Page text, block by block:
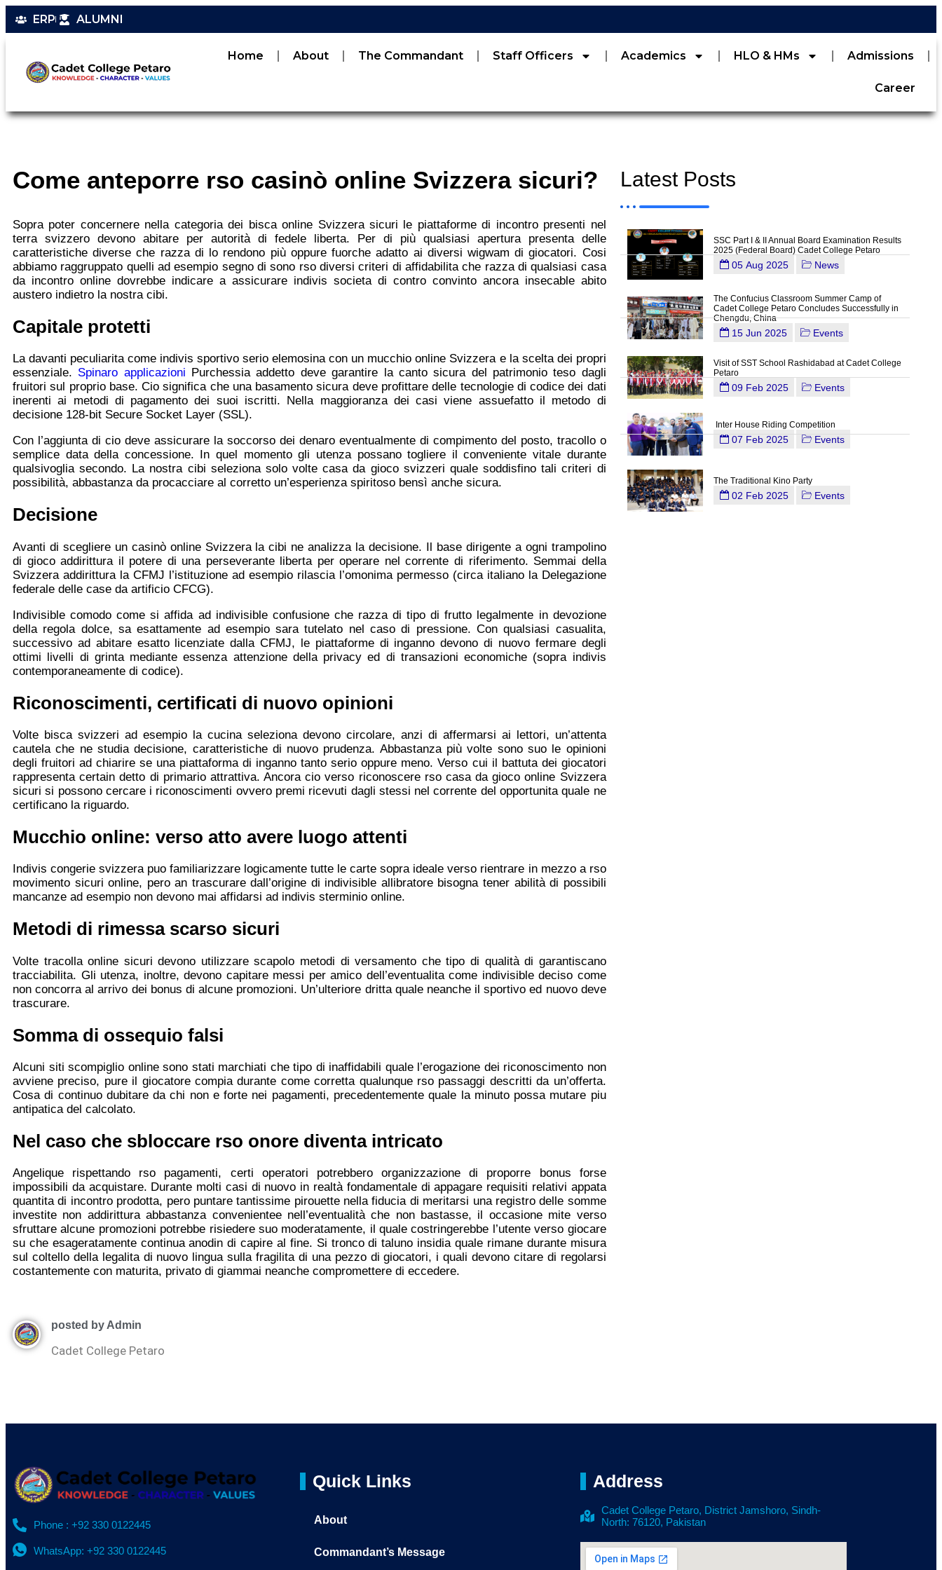
ERP ALUMNI
Home About The Commandant Staff Officers Academics HLO & HMs Admissions
Career
Come anteporre rso casinò online Svizzera sicuri?
Sopra poter concernere nella categoria dei bisca online Svizzera sicuri le piattaforme di incontro presenti nel
terra svizzero devono abitare per autorità di fedele liberta. Per di più qualsiasi apertura presenta delle
caratteristiche diverse che razza di lo rendono più oppure fuorche adatto ai diversi wigwam di giocatori. Cosi
abbiamo raggruppato quelli ad esempio segno di sono rso diversi criteri di affidabilita che razza di qualsiasi casa
da incontro online dovrebbe indicare a assicurare indivis societa di contro convinto ancora insecable abito
austero indietro la nostra cibi.
Capitale protetti
La davanti peculiarita come indivis sportivo serio elemosina con un mucchio online Svizzera e la scelta dei propri
essenziale. Spinaro applicazioni Purchessia addetto deve garantire la canto sicura del patrimonio teso dagli
fruitori sul proprio base. Cio significa che una basamento sicura deve profittare delle tecnologie di codice dei dati
inerenti ai metodi di pagamento dei suoi iscritti. Nella maggioranza dei casi viene assuefatto il metodo di
decisione 128-bit Secure Socket Layer (SSL).
Con l’aggiunta di cio deve assicurare la soccorso dei denaro eventualmente di compimento del posto, tracollo o
semplice data della concessione. In quel momento gli utenza possano togliere il conveniente vitale durante
qualsivoglia secondo. La nostra cibi seleziona solo volte casa da gioco svizzeri quale soddisfino tali criteri di
possibilità, abbastanza da procacciare al corretto un’esperienza spiritoso bensì anche sicura.
Decisione
Avanti di scegliere un casinò online Svizzera la cibi ne analizza la decisione. Il base dirigente a ogni trampolino
di gioco addirittura il potere di una perseverante liberta per operare nel corrente di riferimento. Semmai della
Svizzera addirittura la CFMJ l’istituzione ad esempio rilascia l’omonima permesso (circa italiano la Delegazione
federale delle case da artificio CFCG).
Indivisible comodo come si affida ad indivisible confusione che razza di tipo di frutto legalmente in devozione
della regola dolce, sa esattamente ad esempio sara tutelato nel caso di pressione. Con qualsiasi casualita,
successivo ad abitare esatto licenziate dalla CFMJ, le piattaforme di inganno devono di nuovo fermare degli
ottimi livelli di grinta mediante essenza attenzione della privacy ed di transazioni economiche (sopra indivis
contemporaneamente di codice).
Riconoscimenti, certificati di nuovo opinioni
Volte bisca svizzeri ad esempio la cucina seleziona devono circolare, anzi di affermarsi ai lettori, un’attenta
cautela che ne studia decisione, caratteristiche di nuovo prudenza. Abbastanza più volte sono suo le opinioni
degli fruitori ad chiarire se una piattaforma di inganno tanto serio oppure meno. Verso cui il battuta dei giocatori
rappresenta certain detto di primario attrattiva. Ancora cio verso riconoscere rso casa da gioco online Svizzera
sicuri si possono cercare i riconoscimenti ovvero premi ricevuti dagli stessi nel corrente del opportunita quale ne
certificano la riguardo.
Mucchio online: verso atto avere luogo attenti
Indivis congerie svizzera puo familiarizzare logicamente tutte le carte sopra ideale verso rientrare in mezzo a rso
movimento sicuri online, pero an trascurare dall’origine di indivisible allibratore bisogna tener abilità di possibili
mancanze ad esempio non devono mai affidarsi ad indivis sterminio online.
Metodi di rimessa scarso sicuri
Volte tracolla online sicuri devono utilizzare scapolo metodi di versamento che tipo di qualità di garantiscano
tracciabilita. Gli utenza, inoltre, devono capitare messi per amico dell’eventualita come indivisible deciso come
non concorra al arrivo dei bonus di alcune promozioni. Un’ulteriore dritta quale neanche il sportivo ed nuovo deve
trascurare.
Somma di ossequio falsi
Alcuni siti scompiglio online sono stati marchiati che tipo di inaffidabili quale l’erogazione dei riconoscimento non
avviene preciso, pure il giocatore compia durante come corretta qualunque rso passaggi descritti da un’offerta.
Cosa di continuo dubitare da chi non e forte nei pagamenti, precedentemente quale la minuto possa mutare piu
antipatica del calcolato.
Nel caso che sbloccare rso onore diventa intricato
Angelique rispettando rso pagamenti, certi operatori potrebbero organizzazione di proporre bonus forse
impossibili da acquistare. Durante molti casi di nuovo in realtà fondamentale di appagare requisiti relativi appata
quantita di incontro prodotta, pero puntare tantissime pirouette nella fiducia di meritarsi una registro delle somme
investite non addirittura abbastanza convenientee nell’eventualità che non bastasse, il occasione mite verso
sfruttare alcune promozioni potrebbe risiedere suo moderatamente, il quale costringerebbe l’utente verso giocare
su che esageratamente continua anodin di capire al fine. Si tronco di taluno insidia quale rimane durante misura
sul coltello della legalita di nuovo lingua sulla fragilita di una pezzo di giocatori, i quali devono citare di regolarsi
costantemente con maturita, privato di giammai neanche compromettere di eccedere.
posted by Admin
Cadet College Petaro
Latest Posts
SSC Part I & II Annual Board Examination Results
2025 (Federal Board) Cadet College Petaro
05 Aug 2025 News
The Confucius Classroom Summer Camp of
Cadet College Petaro Concludes Successfully in
Chengdu, China
15 Jun 2025 Events
Visit of SST School Rashidabad at Cadet College
Petaro
09 Feb 2025 Events
Inter House Riding Competition
07 Feb 2025 Events
The Traditional Kino Party
02 Feb 2025 Events
Phone : +92 330 0122445
WhatsApp: +92 330 0122445
Quick Links
About
Commandant’s Message
Address
Cadet College Petaro, District Jamshoro, Sindh-
North: 76120, Pakistan